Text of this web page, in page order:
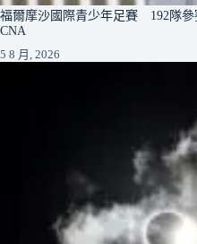
福爾摩沙國際青少年足賽 192隊參
CNA
5 8 月, 2026